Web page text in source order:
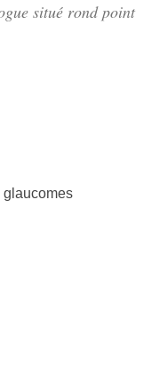
situé rond point
glaucomes